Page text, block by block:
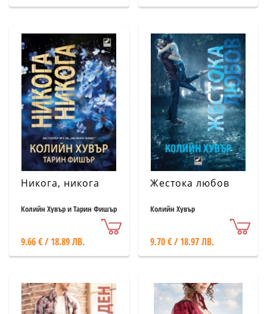
Никога, никога
Колийн Хувър и Тарин Фишър
9.66 € / 18.89 ЛВ.
Жестока любов
Колийн Хувър
9.70 € / 18.97 ЛВ.